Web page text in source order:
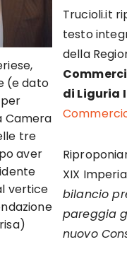
(e dato
Camera
tre
aver
vertice
Trucioli.it
testo
della
di Liguria
XIX
bilancio
pareggia
nuovo